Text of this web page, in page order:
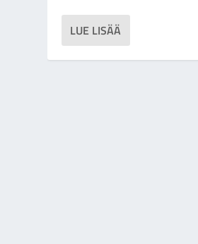
LUE LISÄÄ